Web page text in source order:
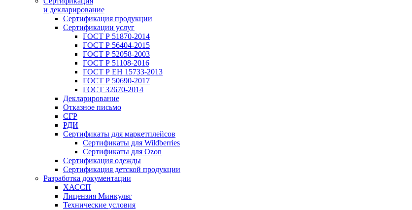
и декларирование
Сертификация продукции
Сертификации услуг
ГОСТ Р 51870-2014
ГОСТ Р 56404-2015
ГОСТ Р 52058-2003
ГОСТ Р 51108-2016
ГОСТ Р ЕН 15733-2013
ГОСТ Р 50690-2017
ГОСТ 32670-2014
Декларирование
Отказное письмо
СГР
РДИ
Сертификаты для маркетплейсов
Сертификаты для Wildberries
Сертификаты для Ozon
Сертификация одежды
Сертификация детской продукции
Разработка документации
ХАССП
Лицензия Минкульт
Технические условия